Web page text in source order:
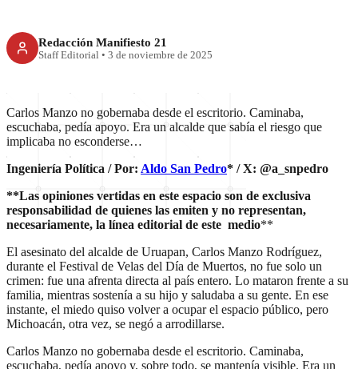
Redacción Manifiesto 21
Staff Editorial • 3 de noviembre de 2025
Carlos Manzo no gobernaba desde el escritorio. Caminaba,
escuchaba, pedía apoyo. Era un alcalde que sabía el riesgo que
implicaba no esconderse…
Ingeniería Política / Por: Aldo San Pedro* / X: @a_snpedro
**Las opiniones vertidas en este espacio son de exclusiva
responsabilidad de quienes las emiten y no representan,
necesariamente, la línea editorial de este medio**
El asesinato del alcalde de Uruapan, Carlos Manzo Rodríguez,
durante el Festival de Velas del Día de Muertos, no fue solo un
crimen: fue una afrenta directa al país entero. Lo mataron frente a su
familia, mientras sostenía a su hijo y saludaba a su gente. En ese
instante, el miedo quiso volver a ocupar el espacio público, pero
Michoacán, otra vez, se negó a arrodillarse.
Carlos Manzo no gobernaba desde el escritorio. Caminaba,
escuchaba, pedía apoyo y, sobre todo, se mantenía visible. Era un